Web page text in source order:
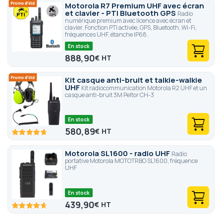
Motorola R7 Premium UHF avec écran
et clavier - PTI Bluetooth GPS Radio
numérique premium avec licence avec écran et
clavier, Fonction PTI activée, GPS, Bluetooth, Wi-Fi,
fréquences UHF, étanche IP68.
En stock
888,90€
Kit casque anti-bruit et talkie-walkie
UHF Kit radiocommunication Motorola R2 UHF et un
casque anti-bruit 3M Peltor CH-3
94.2100
En stock
580,89€
Motorola SL1600 - radio UHF Radio
portative Motorola MOTOTRBO SL1600, fréquence
UHF
93.4100
En stock
439,90€